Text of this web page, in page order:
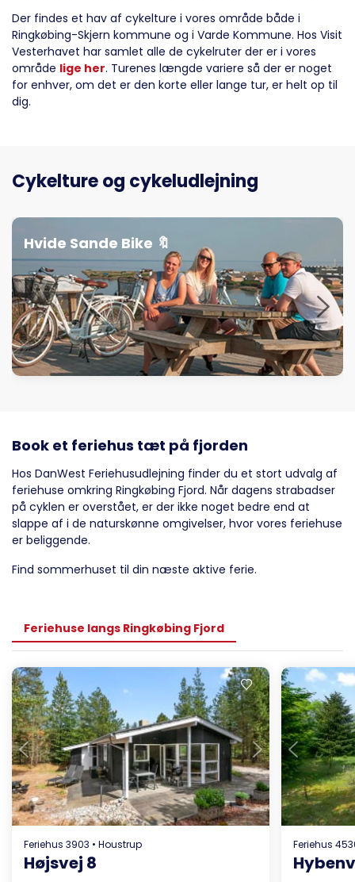
Der findes et hav af cykelture i vores område både i
Ringkøbing-Skjern kommune og i Varde Kommune. Hos Visit
Vesterhavet har samlet alle de cykelruter der er i vores
område lige her. Turenes længde variere så der er noget
for enhver, om det er den korte eller lange tur, er helt op til
dig.
Cykelture og cykeludlejning
Hvide Sande Bike 🔖
Book et feriehus tæt på fjorden
Hos DanWest Feriehusudlejning finder du et stort udvalg af
feriehuse omkring Ringkøbing Fjord. Når dagens strabadser
på cyklen er overstået, er der ikke noget bedre end at
slappe af i de naturskønne omgivelser, hvor vores feriehuse
er beliggende.
Find sommerhuset til din næste aktive ferie.
Feriehuse langs Ringkøbing Fjord
Indlæser...
Feriehus 3903 • Houstrup
Højsvej 8
Feriehus